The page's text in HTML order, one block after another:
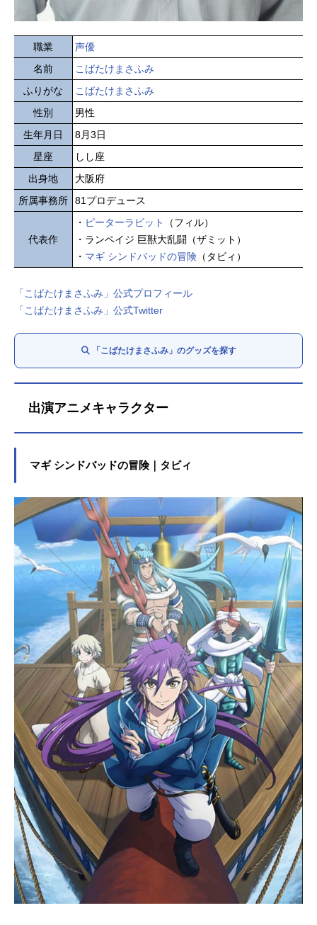
職業
声優
名前
こばたけまさふみ
ふりがな
こばたけまさふみ
性別
男性
生年月日
8月3日
星座
しし座
出身地
大阪府
所属事務所
81プロデュース
代表作
・ ピーターラビット
（フィル）
・ランペイジ 巨獣大乱闘（ザミット）
・ マギ シンドバッドの冒険 （タビィ）
「こばたけまさふみ」公式プロフィール
「こばたけまさふみ」公式Twitter
「こばたけまさふみ」のグッズを探す
出演アニメキャラクター
マギ シンドバッドの冒険｜タビィ